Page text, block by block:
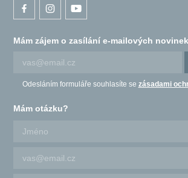
Mám zájem o zasílání e-mailových novinek
Odesláním formuláře souhlasíte se zásadami
Mám otázku?